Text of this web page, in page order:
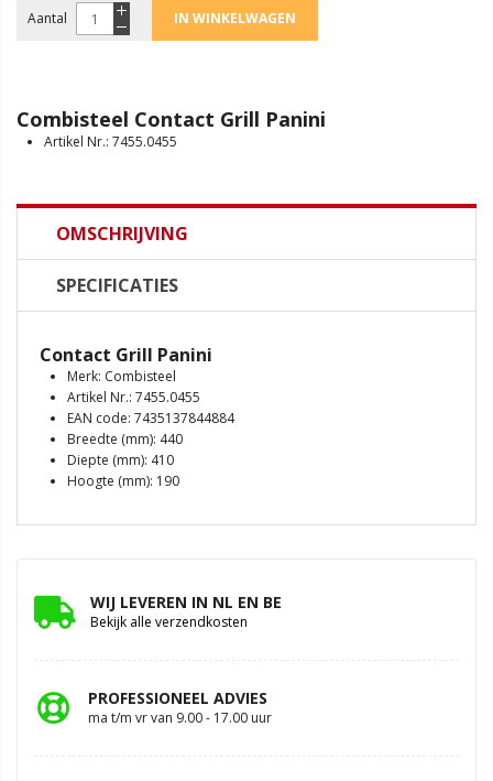
Aantal IN WINKELWAGEN
Combisteel Contact Grill Panini
Artikel Nr.: 7455.0455
OMSCHRIJVING
SPECIFICATIES
Contact Grill Panini
Merk: Combisteel
Artikel Nr.: 7455.0455
EAN code: 7435137844884
Breedte (mm): 440
Diepte (mm): 410
Hoogte (mm): 190
WIJ LEVEREN IN NL EN BE
Bekijk alle verzendkosten
PROFESSIONEEL ADVIES
ma t/m vr van 9.00 - 17.00 uur